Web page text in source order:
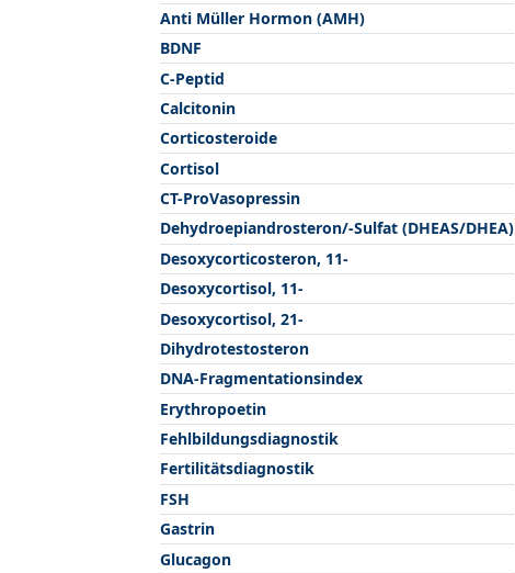
Anti Müller Hormon (AMH)
BDNF
C-Peptid
Calcitonin
Corticosteroide
Cortisol
CT-ProVasopressin
Dehydroepiandrosteron/-Sulfat (DHEAS/DHEA)
Desoxycorticosteron, 11-
Desoxycortisol, 11-
Desoxycortisol, 21-
Dihydrotestosteron
DNA-Fragmentationsindex
Erythropoetin
Fehlbildungsdiagnostik
Fertilitätsdiagnostik
FSH
Gastrin
Glucagon